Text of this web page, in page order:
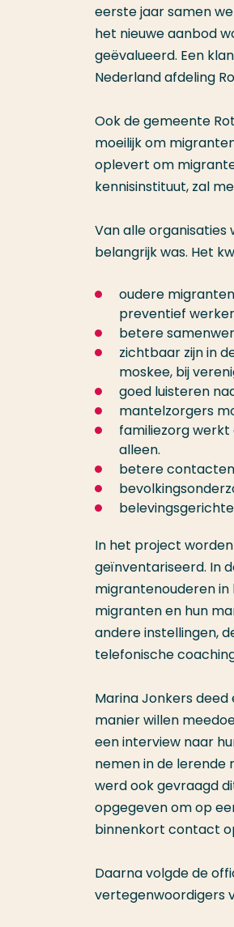
eerste jaar samen
het nieuwe aanbod
geëvalueerd. Een
Nederland afdeling
Ook de gemeente
moeilijk om
oplevert om
kennisinstituut, zal
Van alle
belangrijk was. Het
oudere
preventief
betere
zichtbaar zijn in
moskee, bij
goed luisteren
mantelzorgers
familiezorg werkt
alleen.
betere contacten
In het project
geïnventariseerd. In
migrantenouderen in
migranten en hun
andere instellingen,
telefonische
Marina Jonkers
manier willen
een interview naar
nemen in de lerende
werd ook gevraagd
opgegeven om op
binnenkort contact
Daarna volgde de
vertegenwoordigers